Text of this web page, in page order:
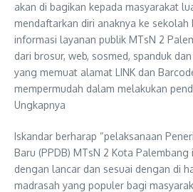
akan di bagikan kepada masyarakat
mendaftarkan diri anaknya ke sekolah
informasi layanan publik MTsN 2
dari brosur, web, sosmed, spanduk
yang memuat alamat LINK dan
mempermudah dalam melakukan
Ungkapnya
Iskandar berharap “pelaksanaan
Baru (PPDB) MTsN 2 Kota
dengan lancar dan sesuai dengan di
madrasah yang populer bagi